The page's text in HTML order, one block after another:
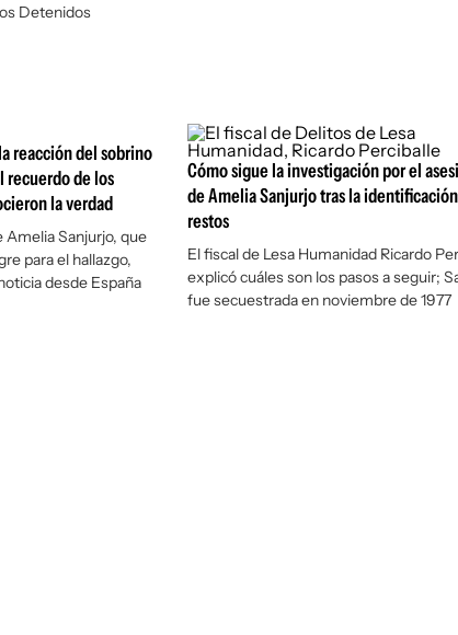
Detenidos
reacción del sobrino
recuerdo de los
la verdad
Amelia Sanjurjo, que
para el hallazgo,
desde España
Cómo sigue la investigación por el
de Amelia Sanjurjo tras la
restos
El fiscal de Lesa Humanidad Ricardo
explicó cuáles son los pasos a seguir;
fue secuestrada en noviembre de 1977